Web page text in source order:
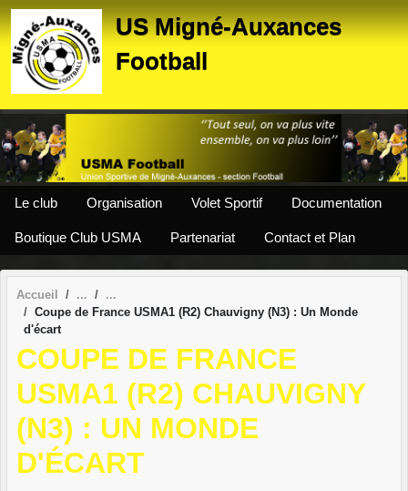
US Migné-Auxances
Football
Le club Organisation Volet Sportif Documentation
Boutique Club USMA Partenariat Contact et Plan
Accueil
Coupe de France USMA1 (R2) Chauvigny (N3) : Un Monde
d'écart
COUPE DE FRANCE
USMA1 (R2) CHAUVIGNY
(N3) : UN MONDE
D'ÉCART
Panneau de gestion des cookies